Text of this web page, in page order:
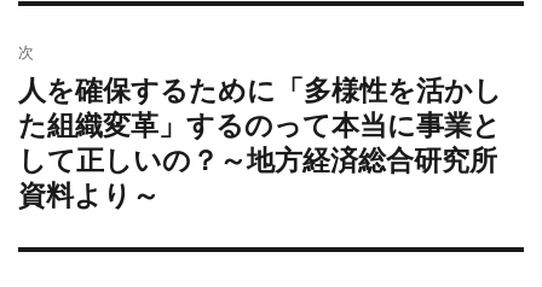
シ
ョ
ン
次
次
の
投
稿:
人を確保するために「多様性を活かし
た組織変革」するのって本当に事業と
して正しいの？～地方経済総合研究所
資料より～